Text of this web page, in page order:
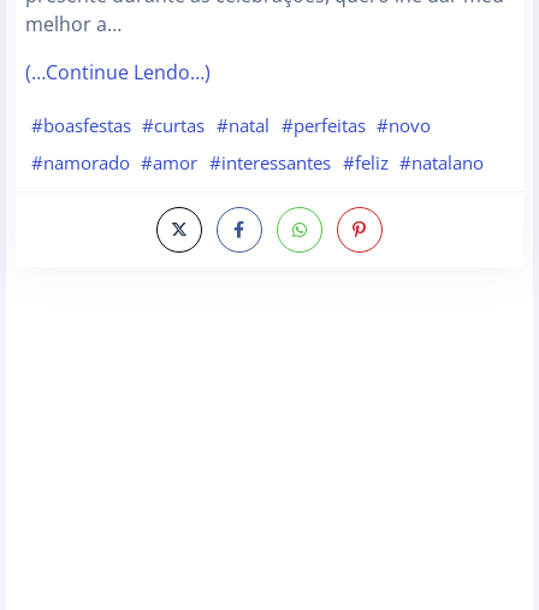
melhor a…
(…Continue Lendo…)
#boasfestas #curtas #natal #perfeitas #novo
#namorado #amor #interessantes #feliz #natalano